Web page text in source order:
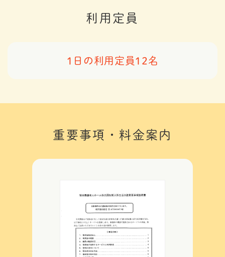
利用定員
1日の利用定員12名
重要事項・料金案内